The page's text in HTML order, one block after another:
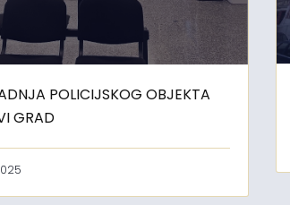
POLICIJSKOG OBJEKTA
GRAD